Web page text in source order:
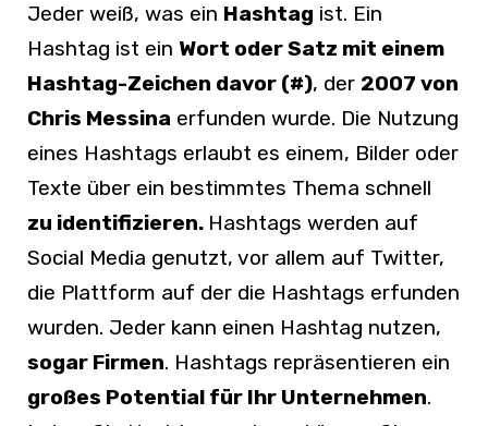
Jeder weiß, was ein Hashtag ist. Ein
Hashtag ist ein Wort oder Satz mit einem
Hashtag-Zeichen davor (#), der 2007 von
Chris Messina erfunden wurde. Die Nutzung
eines Hashtags erlaubt es einem, Bilder oder
Texte über ein bestimmtes Thema schnell
zu identifizieren. Hashtags werden auf
Social Media genutzt, vor allem auf Twitter,
die Plattform auf der die Hashtags erfunden
wurden. Jeder kann einen Hashtag nutzen,
sogar Firmen. Hashtags repräsentieren ein
großes Potential für Ihr Unternehmen.